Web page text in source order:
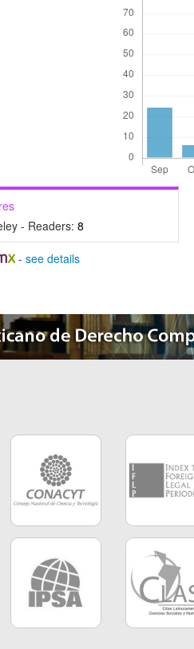
- Readers: 8
- see details